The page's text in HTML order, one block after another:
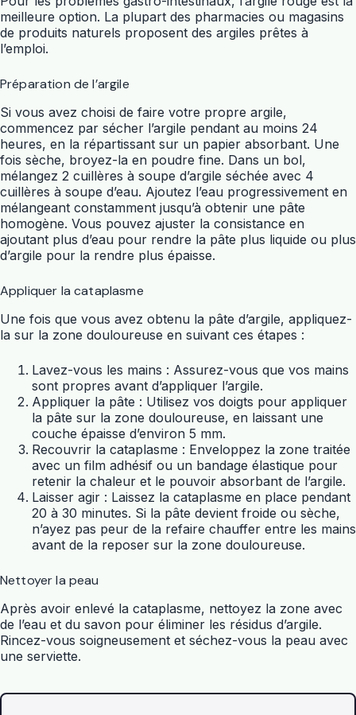
meilleure option. La plupart des pharmacies ou magasins
de produits naturels proposent des argiles prêtes à
l’emploi.
Préparation de l’argile
Si vous avez choisi de faire votre propre argile,
commencez par sécher l’argile pendant au moins 24
heures, en la répartissant sur un papier absorbant. Une
fois sèche, broyez-la en poudre fine. Dans un bol,
mélangez 2 cuillères à soupe d’argile séchée avec 4
cuillères à soupe d’eau. Ajoutez l’eau progressivement en
mélangeant constamment jusqu’à obtenir une pâte
homogène. Vous pouvez ajuster la consistance en
ajoutant plus d’eau pour rendre la pâte plus liquide ou plus
d’argile pour la rendre plus épaisse.
Appliquer la cataplasme
Une fois que vous avez obtenu la pâte d’argile, appliquez-
la sur la zone douloureuse en suivant ces étapes :
Lavez-vous les mains : Assurez-vous que vos mains
sont propres avant d’appliquer l’argile.
Appliquer la pâte : Utilisez vos doigts pour appliquer
la pâte sur la zone douloureuse, en laissant une
couche épaisse d’environ 5 mm.
Recouvrir la cataplasme : Enveloppez la zone traitée
avec un film adhésif ou un bandage élastique pour
retenir la chaleur et le pouvoir absorbant de l’argile.
Laisser agir : Laissez la cataplasme en place pendant
20 à 30 minutes. Si la pâte devient froide ou sèche,
n’ayez pas peur de la refaire chauffer entre les mains
avant de la reposer sur la zone douloureuse.
Nettoyer la peau
Après avoir enlevé la cataplasme, nettoyez la zone avec
de l’eau et du savon pour éliminer les résidus d’argile.
Rincez-vous soigneusement et séchez-vous la peau avec
une serviette.